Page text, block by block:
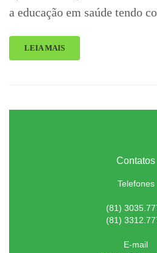
a educação em saúde tendo
LEIA MAIS
Contatos
Telefones
(81)
(81)
E-mail